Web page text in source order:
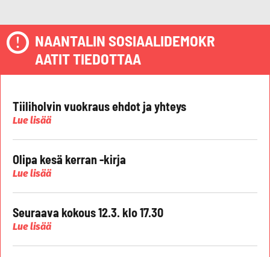
NAANTALIN SOSIAALIDEMOKR
AATIT TIEDOTTAA
Tiiliholvin vuokraus ehdot ja yhteys
Lue lisää
Olipa kesä kerran -kirja
Lue lisää
Seuraava kokous 12.3. klo 17.30
Lue lisää